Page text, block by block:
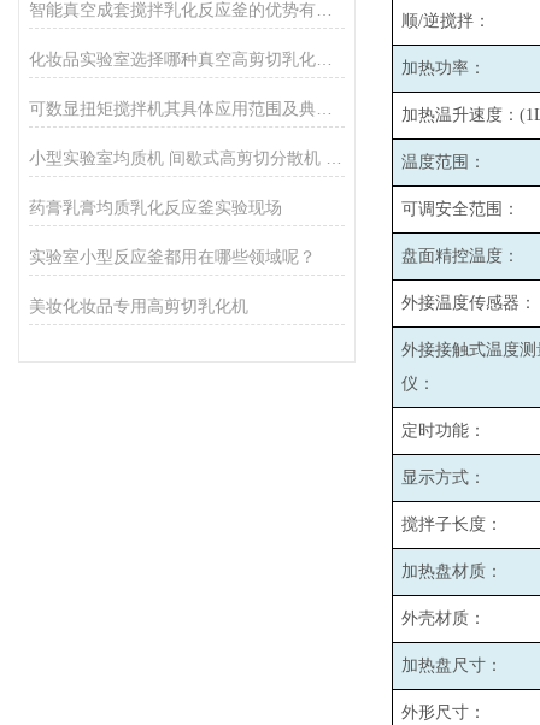
药膏乳膏均质乳化反应釜实验现场
实验室小型反应釜都用在哪些领域呢？
美妆化妆品专用高剪切乳化机
顺/逆搅拌：
加热功率：
加热温升速度：
温度范围：
可调安全范围：
盘面精控温度：
外接温度传感器：
外接接触式温度测
仪：
定时功能：
显示方式：
搅拌子长度：
加热盘材质：
外壳材质：
加热盘尺寸：
外形尺寸：